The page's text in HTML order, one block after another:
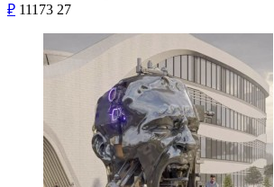
₽ 11173 27